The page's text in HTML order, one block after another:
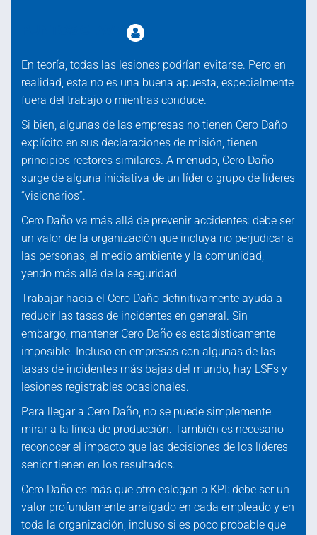
En teoría, todas las lesiones podrían evitarse. Pero en
realidad, esta no es una buena apuesta, especialmente
fuera del trabajo o mientras conduce.
Si bien, algunas de las empresas no tienen Cero Daño
explícito en sus declaraciones de misión, tienen
principios rectores similares. A menudo, Cero Daño
surge de alguna iniciativa de un líder o grupo de líderes
“visionarios”.
Cero Daño va más allá de prevenir accidentes: debe ser
un valor de la organización que incluya no perjudicar a
las personas, el medio ambiente y la comunidad,
yendo más allá de la seguridad.
Trabajar hacia el Cero Daño definitivamente ayuda a
reducir las tasas de incidentes en general. Sin
embargo, mantener Cero Daño es estadísticamente
imposible. Incluso en empresas con algunas de las
tasas de incidentes más bajas del mundo, hay LSFs y
lesiones registrables ocasionales.
Para llegar a Cero Daño, no se puede simplemente
mirar a la línea de producción. También es necesario
reconocer el impacto que las decisiones de los líderes
senior tienen en los resultados.
Cero Daño es más que otro eslogan o KPI: debe ser un
valor profundamente arraigado en cada empleado y en
toda la organización, incluso si es poco probable que